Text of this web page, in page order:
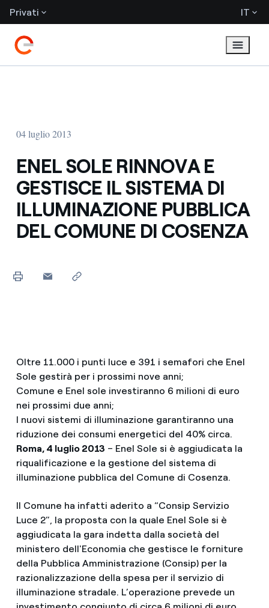
Privati IT
04 luglio 2013
ENEL SOLE RINNOVA E
GESTISCE IL SISTEMA DI
ILLUMINAZIONE PUBBLICA
DEL COMUNE DI COSENZA
Oltre 11.000 i punti luce e 391 i semafori che Enel
Sole gestirà per i prossimi nove anni;
Comune e Enel sole investiranno 6 milioni di euro
nei prossimi due anni;
I nuovi sistemi di illuminazione garantiranno una
riduzione dei consumi energetici del 40% circa.
Roma, 4 luglio 2013 – Enel Sole si è aggiudicata la
riqualificazione e la gestione del sistema di
illuminazione pubblica del Comune di Cosenza.
Il Comune ha infatti aderito a “Consip Servizio
Luce 2”, la proposta con la quale Enel Sole si è
aggiudicata la gara indetta dalla società del
ministero dell'Economia che gestisce le forniture
della Pubblica Amministrazione (Consip) per la
razionalizzazione della spesa per il servizio di
illuminazione stradale. L’operazione prevede un